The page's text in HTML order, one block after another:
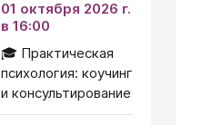
01 октября 2026 г.
в 16:00
🎓 Практическая
психология: коучинг
и консультирование